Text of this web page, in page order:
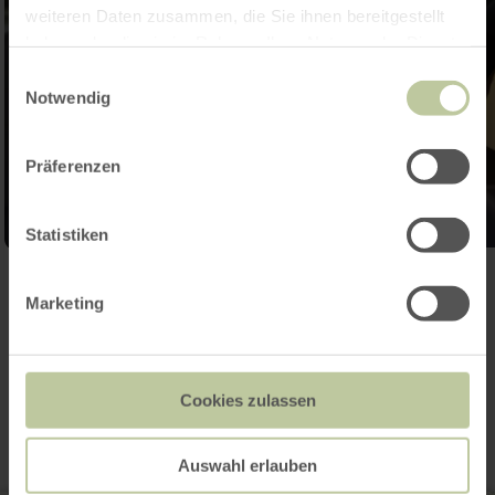
weiteren Daten zusammen, die Sie ihnen bereitgestellt
Notwendig
Präferenzen
Statistiken
Marketing
Cookies zulassen
Auswahl erlauben
Contact